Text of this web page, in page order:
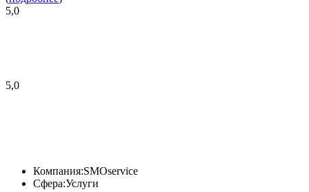
5,0
5,0
Компания:SMOservice
Сфера:Услуги